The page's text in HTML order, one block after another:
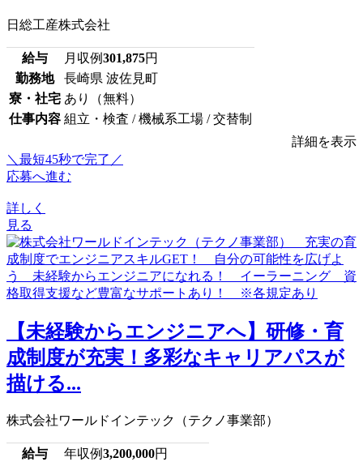
日総工産株式会社
給与 月収例301,875円
勤務地
長崎県 波佐見町
寮・社宅 あり（無料）
仕事内容 組立・検査 / 機械系工場 / 交替制
詳細を表示
＼最短45秒で完了／
応募へ進む
詳しく
見る
【未経験からエンジニアへ】研修・育
成制度が充実！多彩なキャリアパスが
描ける...
株式会社ワールドインテック（テクノ事業部）
給与 年収例3,200,000円